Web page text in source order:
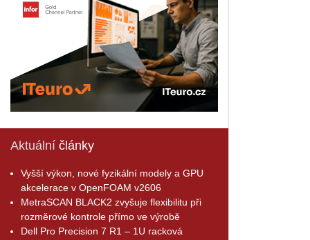
Aktuální články
Vyšší výkon, nové fyzikální modely a GPU
akcelerace v OpenFOAM v2606
MetraSCAN BLACK2 zvyšuje flexibilitu při
rozměrové kontrole přímo ve výrobě
Dell Pro Precision 7 R1 – 1U racková